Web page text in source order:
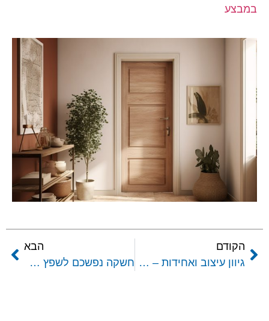
במבצע
הקודם
גיוון עיצוב ואחידות – הכול על דלתות פנים לבית
הבא
חשקה נפשכם לשפץ את הבית ? דלתות פנים עושים את ההבדל